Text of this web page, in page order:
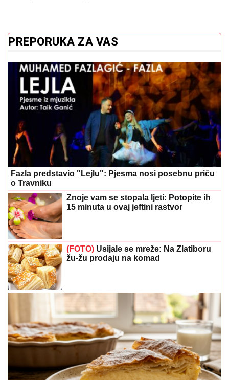
PREPORUKA ZA VAS
Fazla predstavio "Lejlu": Pjesma nosi posebnu priču
o Travniku
Znoje vam se stopala ljeti: Potopite ih
15 minuta u ovaj jeftini rastvor
(FOTO) Usijale se mreže: Na Zlatiboru
žu-žu prodaju na komad